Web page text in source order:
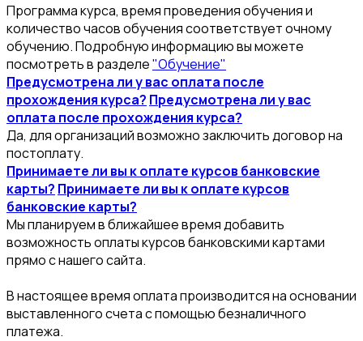
Программа курса, время проведения обучения и
количество часов обучения соответствует очному
обучению. Подробную информацию вы можете
посмотреть в разделе"Обучение"
Предусмотрена ли у вас оплата после
прохождения курса? Предусмотрена ли у вас
оплата после прохождения курса?
Да, для организаций возможно заключить договор на
постоплату.
Принимаете ли вы к оплате курсов банковские
карты? Принимаете ли вы к оплате курсов
банковские карты?
Мы планируем в ближайшее время добавить
возможность оплаты курсов банковскими картами
прямо с нашего сайта.
В настоящее время оплата производится на основании
выставленного счета с помощью безналичного
платежа.